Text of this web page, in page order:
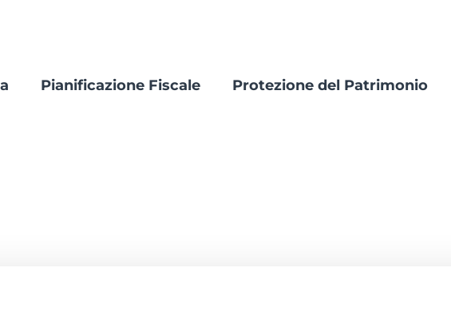
Pianificazione Fiscale Protezione del Patrimonio